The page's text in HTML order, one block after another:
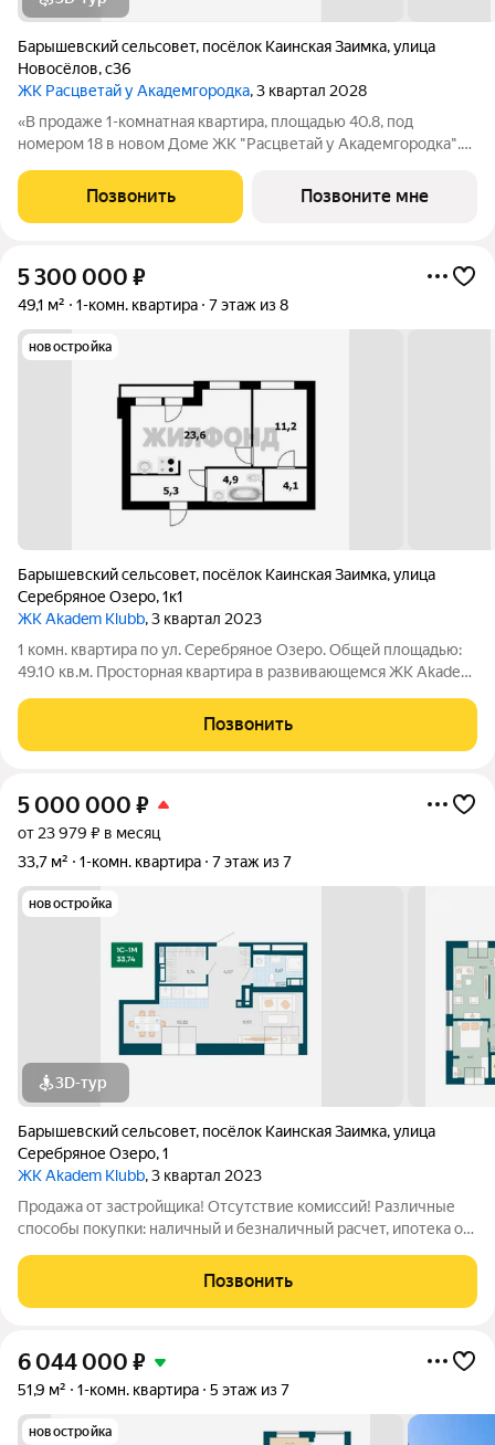
Барышевский сельсовет, посёлок Каинская Заимка,улица
Новосёлов,с36
ЖК Расцветай у Академгородка, 3 квартал 2028
«В продаже 1-комнатная квартира, площадью 40.8, под
номером 18 в новом Доме ЖК "Расцветай у Академгородка".»
Каинка в окружении живописных лесных просторов. Видовые
квартиры на озеро и лес.
Позвонить Позвоните мне
5 300 000 ₽
49,1 м² 1-комн. квартира 7 этаж из 8
новостройка
Барышевский сельсовет, посёлок Каинская Заимка,улица
Серебряное Озеро,1к1
ЖК Akadem Klubb, 3 квартал 2023
1 комн. квартира по ул. Серебряное Озеро. Общей площадью:
49.10 кв.м. Просторная квартира в развивающемся ЖК Аkаdеm
материал стен: монолит + кирпич. Комплекс находится в
окружении хвойного леса и
Позвонить
5 000 000 ₽
от 23 979 ₽ в месяц
33,7 м²
1-комн. квартира 7 этаж из 7
новостройка
3D-тур
Барышевский сельсовет, посёлок Каинская Заимка,улица
Серебряное Озеро,1
ЖК Akadem Klubb, 3 квартал 2023
Продажа от застройщика! Отсутствие комиссий! Различные
способы покупки: наличный и безналичный расчет, ипотека от
разработаны с учетом сценария жизни современной семьи.
Дома каскадом спускаются
Позвонить
6 044 000 ₽
51,9 м² 1-комн. квартира 5 этаж из 7
новостройка